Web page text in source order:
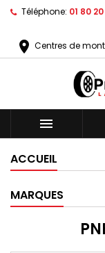
Téléphone: 01 80
location_on Centres de

ACCUEIL
MARQUES